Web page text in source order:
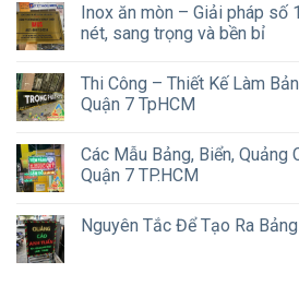
Inox ăn mòn – Giải pháp số
nét, sang trọng và bền bỉ
Thi Công – Thiết Kế Làm
Quận 7 TpHCM
Các Mẫu Bảng, Biển, Quảng
Quận 7 TP.HCM
Nguyên Tắc Để Tạo Ra